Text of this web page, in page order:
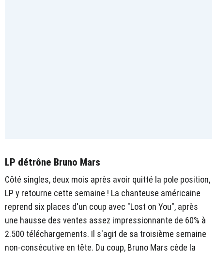
LP détrône Bruno Mars
Côté singles, deux mois après avoir quitté la pole position,
LP y retourne cette semaine ! La chanteuse américaine
reprend six places d'un coup avec "Lost on You", après
une hausse des ventes assez impressionnante de 60% à
2.500 téléchargements. Il s'agit de sa troisième semaine
non-consécutive en tête. Du coup, Bruno Mars cède la